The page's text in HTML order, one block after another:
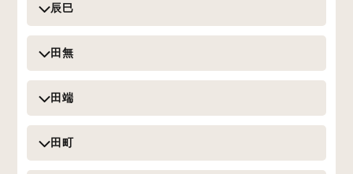
辰巳
田無
田端
田町